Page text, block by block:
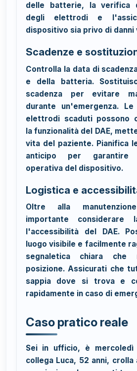
delle batterie, la verifica
degli elettrodi e
dispositivo sia privo di danni
Scadenze e
Controlla la data di
e della batteria.
scadenza per evitare
durante un'emergenza.
elettrodi scaduti possono
la funzionalità del DAE,
vita del paziente. Pianifica
anticipo per garantire
operativa del dispositivo.
Logistica e
Oltre alla
importante
l'accessibilità del DAE.
luogo visibile e facilmente
segnaletica chiara
posizione. Assicurati che
sappia dove si trova e
rapidamente in caso di
Caso pratico reale
Sei in ufficio, è
collega Luca, 52 anni,